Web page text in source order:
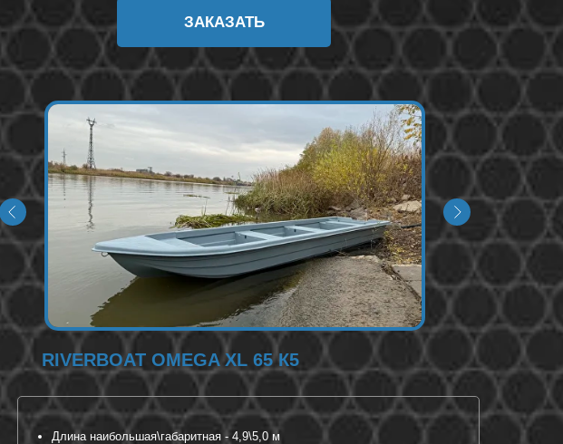
RIVERBOAT OMEGA XL 65 К5
Длина наибольшая\габаритная - 4,9\5,0 м
ЗАКАЗАТЬ